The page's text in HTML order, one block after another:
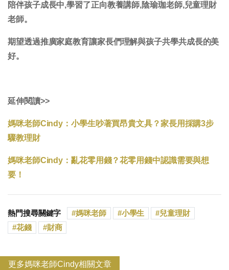
陪伴孩子成長中,學習了正向教養講師,陰瑜珈老師,兒童理財
老師。
期望透過推廣家庭教育讓家長們理解與孩子共學共成長的美
好。
延伸閱讀>>
媽咪老師Cindy：小學生吵著買昂貴文具？家長用採購3步
驟教理財
媽咪老師Cindy：亂花零用錢？花零用錢中認識需要與想
要！
熱門搜尋關鍵字 媽咪老師 小學生
兒童理財
花錢
財商
更多媽咪老師Cindy相關文章